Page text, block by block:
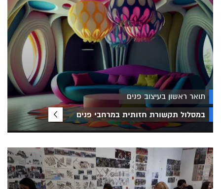
תואר ראשון בעיצוב פנים
במסלול תקשורת חזותית במרחבי פנים